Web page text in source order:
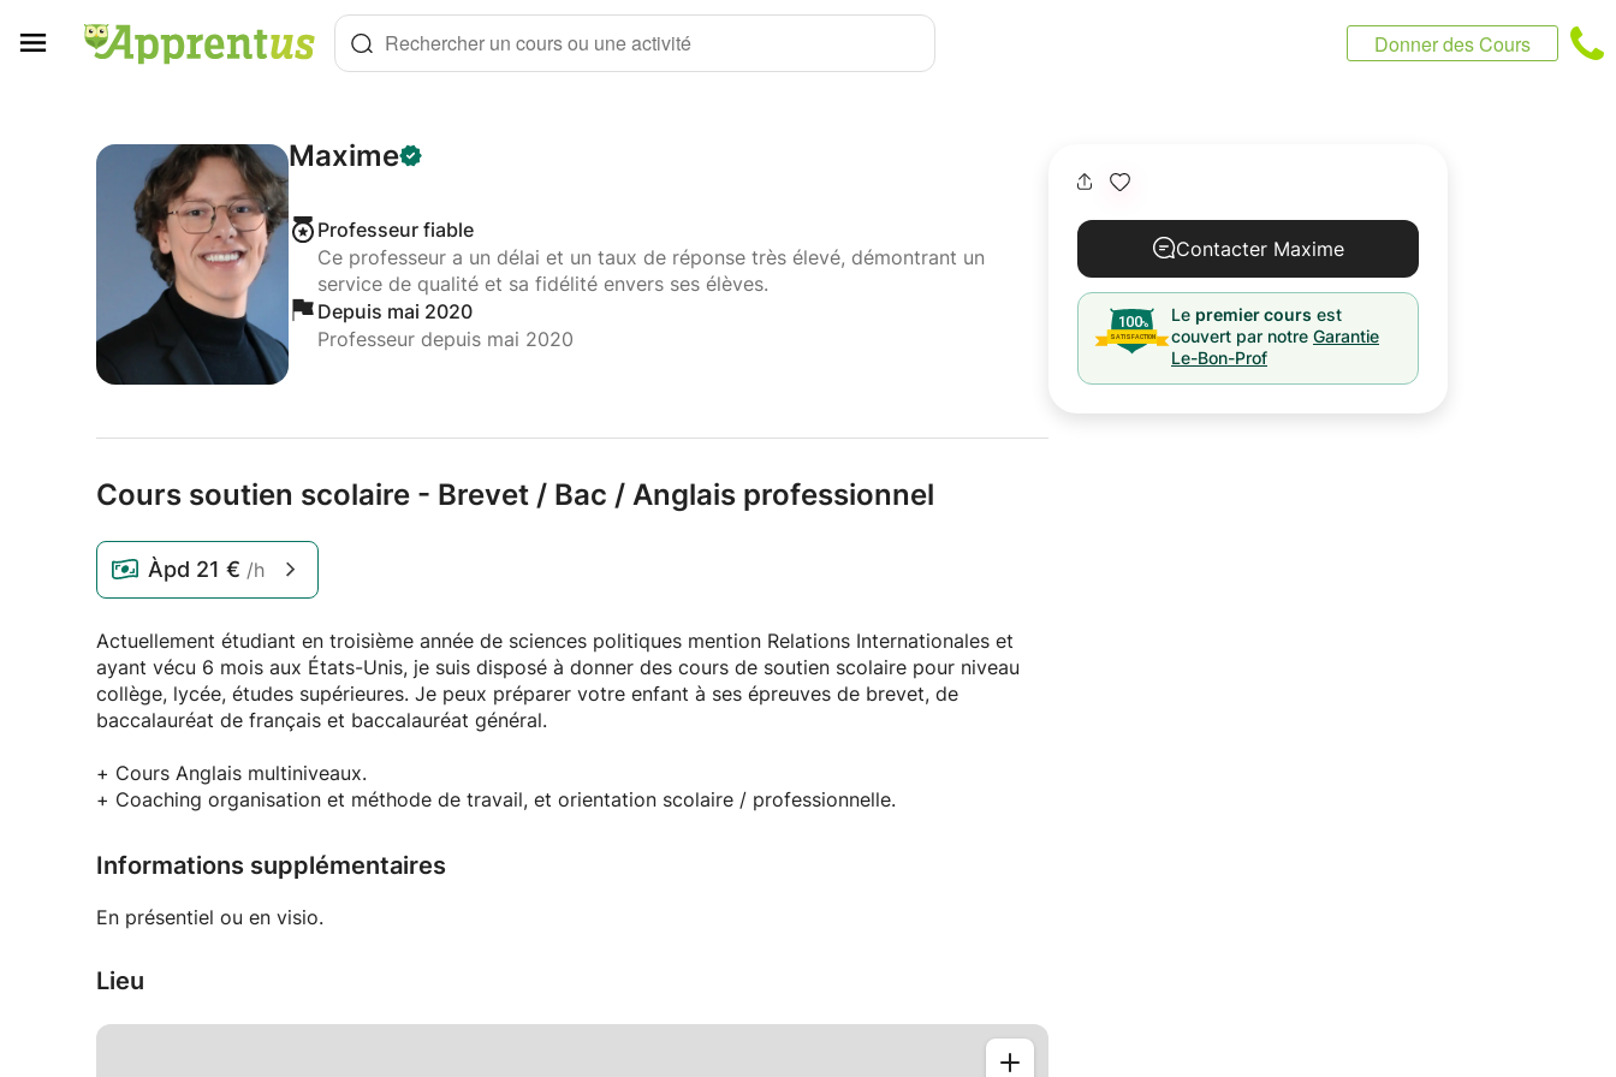
Rechercher un cours ou une activité Donner des Cours
Maxime
Professeur fiable
Ce professeur a un délai et un taux de réponse très élevé, démontrant un
service de qualité et sa fidélité envers ses élèves.
Depuis mai 2020
Professeur depuis mai 2020
Cours soutien scolaire - Brevet / Bac / Anglais professionnel
Àpd 21 € /h
Actuellement étudiant en troisième année de sciences politiques mention Relations Internationales et
ayant vécu 6 mois aux États-Unis, je suis disposé à donner des cours de soutien scolaire pour niveau
collège, lycée, études supérieures. Je peux préparer votre enfant à ses épreuves de brevet, de
baccalauréat de français et baccalauréat général.
+ Cours Anglais multiniveaux.
+ Coaching organisation et méthode de travail, et orientation scolaire / professionnelle.
Informations supplémentaires
En présentiel ou en visio.
Lieu
Contacter Maxime
Le premier cours est
couvert par notre Garantie
Le-Bon-Prof